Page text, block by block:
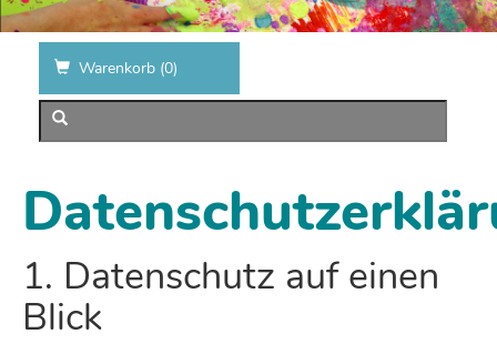
Warenkorb (0)
1. Datenschutz auf einen
Blick